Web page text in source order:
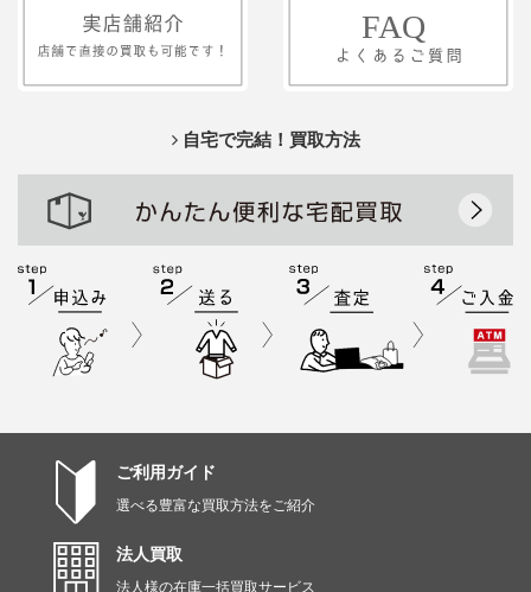
自宅で完結！買取方法
ご利用ガイド
選べる豊富な買取方法をご紹介
法人買取
法人様の在庫一括買取サービス